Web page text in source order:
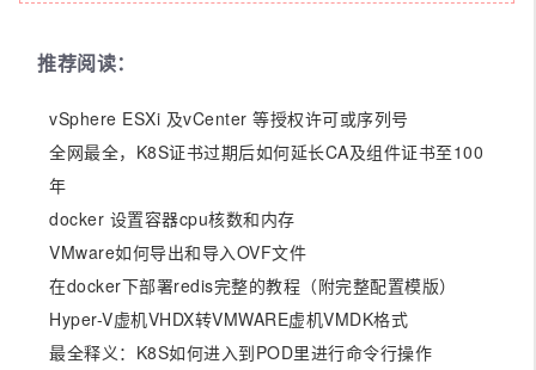
推荐阅读：
vSphere ESXi 及vCenter 等授权许可或序列号
全网最全，K8S证书过期后如何延长CA及组件证书至100
年
docker 设置容器cpu核数和内存
VMware如何导出和导入OVF文件
在docker下部署redis完整的教程（附完整配置模版）
Hyper-V虚机VHDX转VMWARE虚机VMDK格式
最全释义：K8S如何进入到POD里进行命令行操作